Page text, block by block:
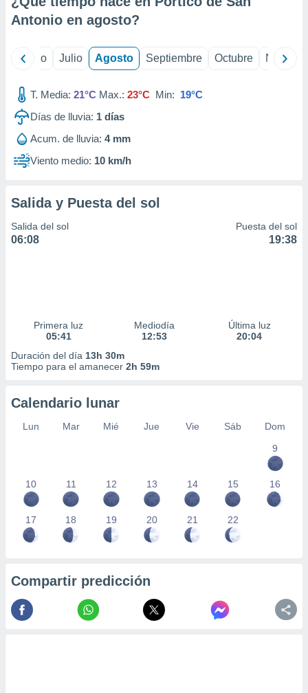
e
publicidad
publicidad
de
Antonio en agosto?
Junio Julio Agosto Septiembre Octubre
T. Media: 21°C Max.: 23°C Min: 19°C
Días de lluvia: 1 días
Acum. de lluvia: 4 mm
Viento medio: 10 km/h
Salida y Puesta del sol
Salida del sol
06:08
Puesta del sol
19:38
Primera luz
05:41
Mediodía
12:53
Última luz
20:04
Duración del día 13h 30m
Tiempo para el amanecer 2h 59m
Calendario lunar
Lun Mar Mié Jue Vie Sáb
Dom
9
10 11 12 13 14 15 16
17 18 19 20 21 22
Compartir predicción